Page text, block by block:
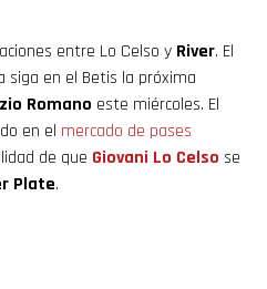
entre Lo Celso y River. El
siga en el Betis la próxima
Romano este miércoles. El
en el mercado de pases
de que Giovani Lo Celso se
Plate.